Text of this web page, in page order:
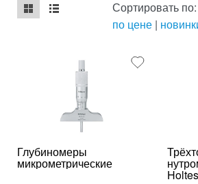
mse2_chunk_default
mse2_chunk_alternate
Сортировать по:
по цене |
Глубиномеры
микрометрические